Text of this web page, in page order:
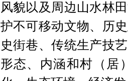
风貌以及周边山水林
护不可移动文物、历
史街巷、传统生产技
形态、内涵和村（居